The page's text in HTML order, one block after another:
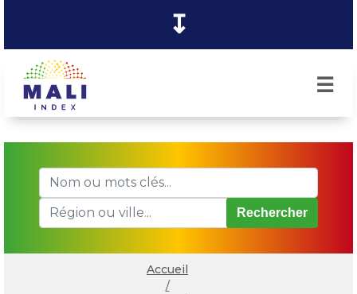
↧
☰
Rechercher
Accueil
/